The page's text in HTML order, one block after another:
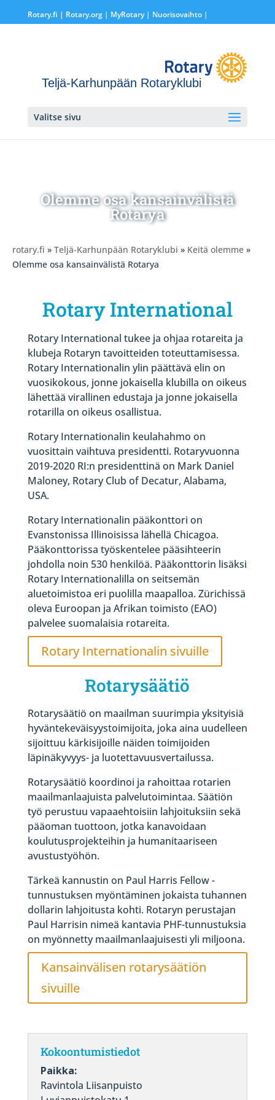
Rotary.fi | Rotary.org| MyRotary | Nuorisovaihto|
Teljä-Karhunpään Rotaryklubi
Valitse sivu
Olemme osa kansainvälistä
Rotarya
rotary.fi » Teljä-Karhunpään Rotaryklubi » Keitä olemme »
Olemme osa kansainvälistä Rotarya
Rotary International
Rotary International tukee ja ohjaa rotareita ja
klubeja Rotaryn tavoitteiden toteuttamisessa.
Rotary Internationalin ylin päättävä elin on
vuosikokous, jonne jokaisella klubilla on oikeus
lähettää virallinen edustaja ja jonne jokaisella
rotarilla on oikeus osallistua.
Rotary Internationalin keulahahmo on
vuosittain vaihtuva presidentti. Rotaryvuonna
2019-2020 RI:n presidenttinä on Mark Daniel
Maloney, Rotary Club of Decatur, Alabama,
USA.
Rotary Internationalin pääkonttori on
Evanstonissa Illinoisissa lähellä Chicagoa.
Pääkonttorissa työskentelee pääsihteerin
johdolla noin 530 henkilöä. Pääkonttorin lisäksi
Rotary Internationalilla on seitsemän
aluetoimistoa eri puolilla maapalloa. Zürichissä
oleva Euroopan ja Afrikan toimisto (EAO)
palvelee suomalaisia rotareita.
Rotary Internationalin sivuille
Rotarysäätiö
Rotarysäätiö on maailman suurimpia yksityisiä
hyväntekeväisyystoimijoita, joka aina uudelleen
sijoittuu kärkisijoille näiden toimijoiden
läpinäkyvyys- ja luotettavuusvertailussa.
Rotarysäätiö koordinoi ja rahoittaa rotarien
maailmanlaajuista palvelutoimintaa. Säätiön
työ perustuu vapaaehtoisiin lahjoituksiin sekä
pääoman tuottoon, jotka kanavoidaan
koulutusprojekteihin ja humanitaariseen
avustustyöhön.
Tärkeä kannustin on Paul Harris Fellow -
tunnustuksen myöntäminen jokaista tuhannen
dollarin lahjoitusta kohti. Rotaryn perustajan
Paul Harrisin nimeä kantavia PHF-tunnustuksia
on myönnetty maailmanlaajuisesti yli miljoona.
Kansainvälisen rotarysäätiön
sivuille
Kokoontumistiedot
Paikka:
Ravintola Liisanpuisto